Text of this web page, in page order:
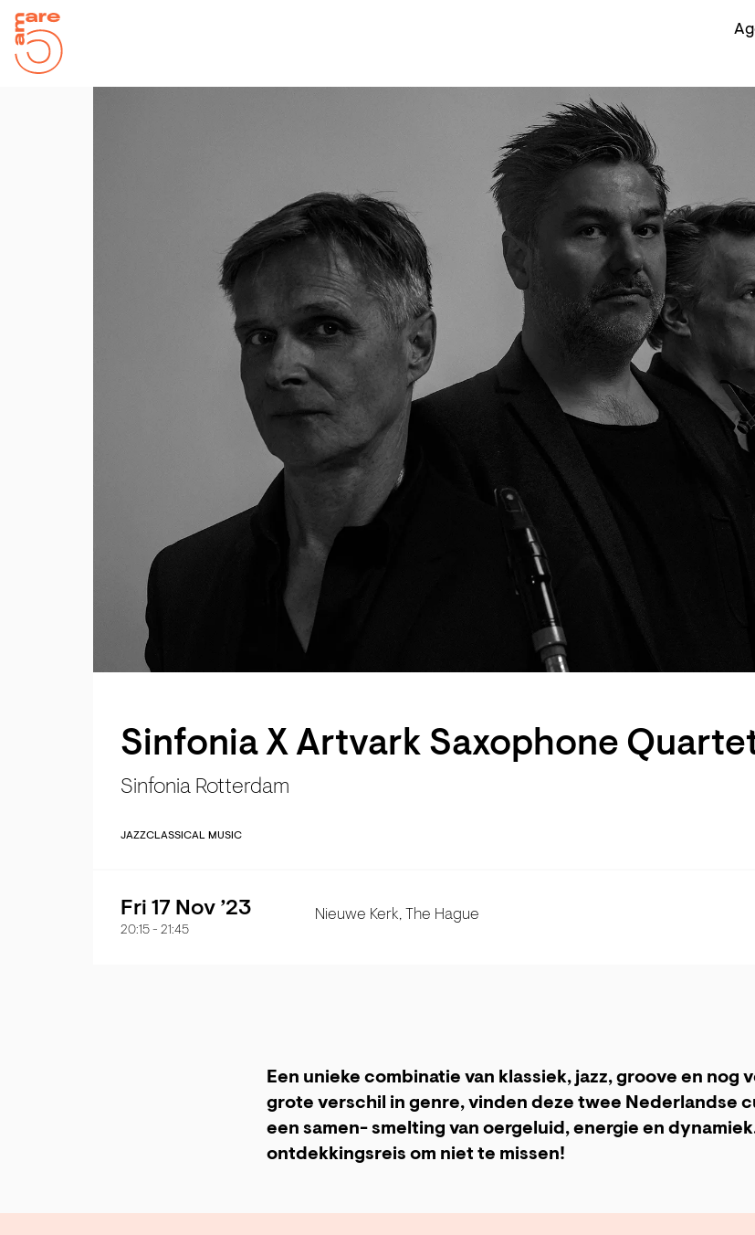
Sinfonia X Artvark Saxophone
Sinfonia Rotterdam
JAZZCLASSICAL MUSIC
Fri 17 Nov ’23
20:15 - 21:45
Nieuwe Kerk, The Hague
Een unieke combinatie van klassiek, jazz, groove en nog
grote verschil in genre, vinden deze twee Nederlandse
een samen- smelting van oergeluid, energie en
ontdekkingsreis om niet te missen!